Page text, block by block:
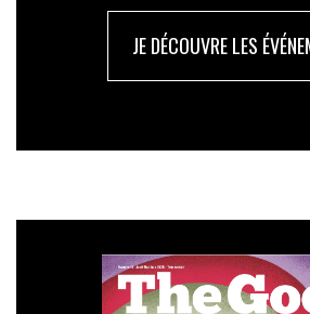
JE DÉCOUVRE LES